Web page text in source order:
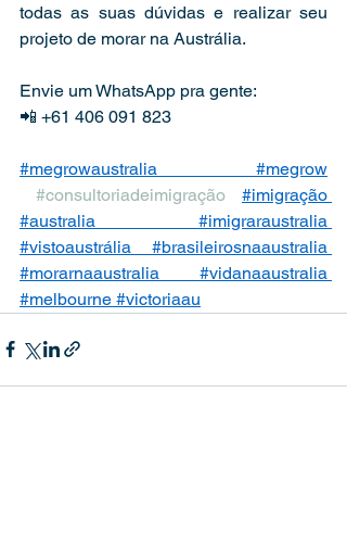
todas as suas dúvidas e realizar seu
projeto de morar na Austrália.
Envie um WhatsApp pra gente:
📲 +61 406 091 823
#megrowaustralia
#megrow
#consultoriadeimigração
#imigração
#australia
#imigraraustralia
#vistoaustrália
#brasileirosnaaustralia
#morarnaaustralia
#vidanaaustralia
#melbourne #victoriaau